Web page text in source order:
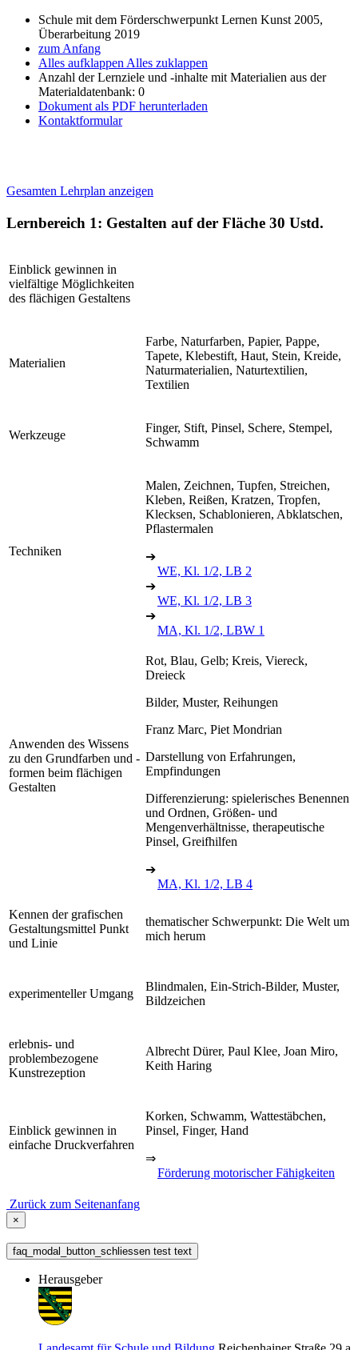
Schule mit dem Förderschwerpunkt Lernen Kunst 2005,
Überarbeitung 2019
zum Anfang
Alles aufklappen Alles zuklappen
Anzahl der Lernziele und -inhalte mit Materialien aus der
Materialdatenbank: 0
Dokument als PDF herunterladen
Kontaktformular
Gesamten Lehrplan anzeigen
Lernbereich 1: Gestalten auf der Fläche 30 Ustd.
Einblick gewinnen in
vielfältige Möglichkeiten
des flächigen Gestaltens
Materialien
Farbe, Naturfarben, Papier, Pappe,
Tapete, Klebestift, Haut, Stein, Kreide,
Naturmaterialien, Naturtextilien,
Textilien
Werkzeuge
Finger, Stift, Pinsel, Schere, Stempel,
Schwamm
Techniken
Malen, Zeichnen, Tupfen, Streichen,
Kleben, Reißen, Kratzen, Tropfen,
Klecksen, Schablonieren, Abklatschen,
Pflastermalen
➔
WE, Kl. 1/2, LB 2
➔
WE, Kl. 1/2, LB 3
➔
MA, Kl. 1/2, LBW 1
Anwenden des Wissens
zu den Grundfarben und -
formen beim flächigen
Gestalten
Rot, Blau, Gelb; Kreis, Viereck,
Dreieck
Bilder, Muster, Reihungen
Franz Marc, Piet Mondrian
Darstellung von Erfahrungen,
Empfindungen
Differenzierung: spielerisches Benennen
und Ordnen, Größen- und
Mengenverhältnisse, therapeutische
Pinsel, Greifhilfen
➔
MA, Kl. 1/2, LB 4
Kennen der grafischen
Gestaltungsmittel Punkt
und Linie
thematischer Schwerpunkt: Die Welt um
mich herum
experimenteller Umgang
Blindmalen, Ein-Strich-Bilder, Muster,
Bildzeichen
erlebnis- und
problembezogene
Kunstrezeption
Albrecht Dürer, Paul Klee, Joan Miro,
Keith Haring
Einblick gewinnen in
einfache Druckverfahren
Korken, Schwamm, Wattestäbchen,
Pinsel, Finger, Hand
⇒
Förderung motorischer Fähigkeiten
Zurück zum Seitenanfang
×
faq_modal_button_schliessen test text
Herausgeber